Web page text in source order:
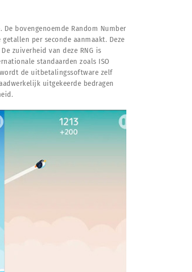
bovengenoemde Random Number
per seconde aanmaakt. Deze
zuiverheid van deze RNG is
standaarden zoals ISO
de uitbetalingssoftware zelf
uitgekeerde bedragen